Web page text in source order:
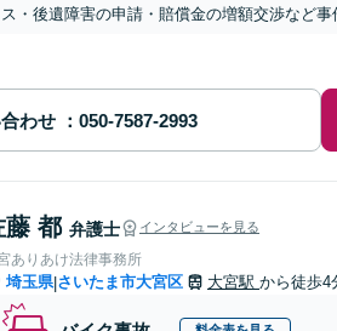
ス・後遺障害の申請・賠償金の増額交渉など
わせ
藤 都 弁護士 インタビューを見る
ありあけ法律事務所
埼玉県|さいたま市大宮区 大宮駅 から徒歩4